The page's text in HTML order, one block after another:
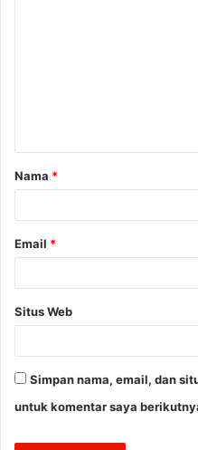
a
r
Nama *
Email *
Situs Web
Simpan nama, email, dan
untuk komentar saya